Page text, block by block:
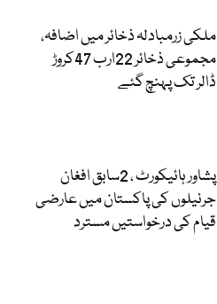
ملکی زرمبادلہ ذخائر میں اضافہ،
مجموعی ذخائر 22ارب 47کروڑ
ڈالر تک پہنچ گئے
پشاور ہائیکورٹ ، 2سابق افغان
جرنیلوں کی پاکستان میں عارضی
قیام کی درخواستیں مسترد